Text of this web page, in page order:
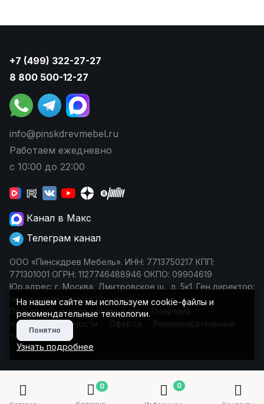
+7 (499) 322-27-27
8 800 500-12-27
info@pinskdrevmebel.ru
Работаем ежедневно
с 10:00 до 22:00
Канал в Макс
Телеграм канал
ООО «Пинскдрев Мебель». ИНН: 7713750217 КПП:
771301001 ОГРН: 1127746488946 ОКПО: 09904619
Юр.адрес: г. Москва, Дмитровское ш., д. 5к1. Ген.директор:
Чеповецкий Леонид Юрьевич
Пользовательское соглашение
Политика
конфиденциальности
Оферта
Рекомендательные
технологии
0 0
На нашем сайте мы используем cookie-файлы и
рекомендательные технологии.
Понятно
Узнать подробнее